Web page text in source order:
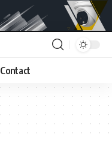
Contact